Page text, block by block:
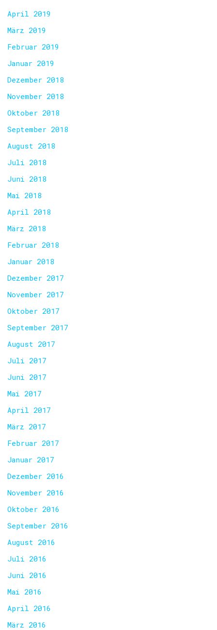
April 2019
März 2019
Februar 2019
Januar 2019
Dezember 2018
November 2018
Oktober 2018
September 2018
August 2018
Juli 2018
Juni 2018
Mai 2018
April 2018
März 2018
Februar 2018
Januar 2018
Dezember 2017
November 2017
Oktober 2017
September 2017
August 2017
Juli 2017
Juni 2017
Mai 2017
April 2017
März 2017
Februar 2017
Januar 2017
Dezember 2016
November 2016
Oktober 2016
September 2016
August 2016
Juli 2016
Juni 2016
Mai 2016
April 2016
März 2016